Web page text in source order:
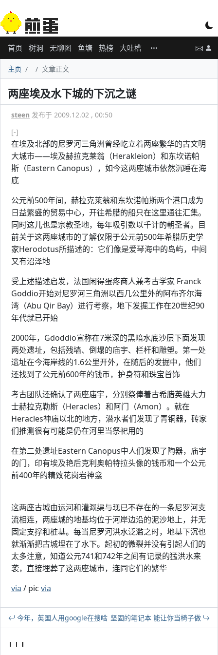
首页 树洞 无聊图 鱼塘 热榜 大吐槽
主页 文章正文
两座埃及水下城的下沉之谜
steen 发布于 2009.12.02 , 00:50
[-]
在埃及北部的尼罗河三角洲曾经屹立着两座繁华的古文明
大城市——埃及赫拉克莱翁（Herakleion）和东坎诺帕
斯（Eastern Canopus），如今这两座城市依然沉睡在海
底
公元前500年间，赫拉克莱翁和东坎诺帕斯两个港口成为
日益繁盛的贸易中心，开往希腊的船只在这里通往汇集。
同时这儿也是宗教圣地，每年吸引数以千计的朝圣者。目
前关于这两座城市的了解仅限于公元前500年希腊历史学
家Herodotus所描述的：它们像是爱琴海中的岛屿，中间
又有沼泽地
受上述描述启发，法国闲得蛋疼商人兼考古学家 Franck
Goddio开始对尼罗河三角洲以西几公里外的阿布齐尔海
湾（Abu Qir Bay）进行考察，地下发掘工作在20世纪90
年代就已开始
2000年，Gdoddio宣称在7米深的黑暗水底沙层下面发现
两处遗址，包括残墙、倒塌的庙宇、栏杆和雕塑。第一处
遗址在今海岸线的1.6公里开外，在随后的发掘中，他们
还找到了公元前600年的钱币，护身符和珠宝首饰
考古团队还确认了两座庙宇，分别祭俸着古希腊英雄大力
士赫拉克勒斯（Heracles）和阿门（Amon）。就在
Heracles神庙以北的地方，潜水者们发现了青铜器，砖家
们推测很有可能是仍在河里当祭祀用的
在第二处遗址Eastern Canopus中人们发现了陶器，庙宇
的门，印有埃及艳后克利奥帕特拉头像的钱币和一个公元
前400年的精致花岗岩神龛
这两座古城由运河和灌溉渠与现已不存在的一条尼罗河支
流相连，两座城的地基均位于河岸边沿的泥沙地上，并无
固定支撑和桩基。每当尼罗河洪水泛滥之时，地基下沉也
就渐渐把古城埋在了水下。起初的微裂并没有引起人们的
太多注意，知道公元741和742年之间有记录的猛洪水来
袭，直接埋葬了这两座城市，连同它们的繁华
via / pic via
今年，英国人用google在搜啥 坚固的笔记本 能让你当椅子做